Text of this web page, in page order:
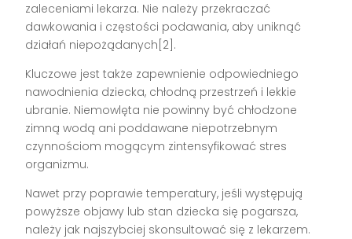
zaleceniami lekarza. Nie należy przekraczać
dawkowania i częstości podawania, aby uniknąć
działań niepożądanych[2].
Kluczowe jest także zapewnienie odpowiedniego
nawodnienia dziecka, chłodną przestrzeń i lekkie
ubranie. Niemowlęta nie powinny być chłodzone
zimną wodą ani poddawane niepotrzebnym
czynnościom mogącym zintensyfikować stres
organizmu.
Nawet przy poprawie temperatury, jeśli występują
powyższe objawy lub stan dziecka się pogarsza,
należy jak najszybciej skonsultować się z lekarzem.